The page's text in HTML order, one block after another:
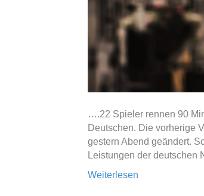
….22 Spieler rennen 90
Deutschen. Die vorherige
gestern Abend geändert.
Leistungen der deutschen
Weiterlesen